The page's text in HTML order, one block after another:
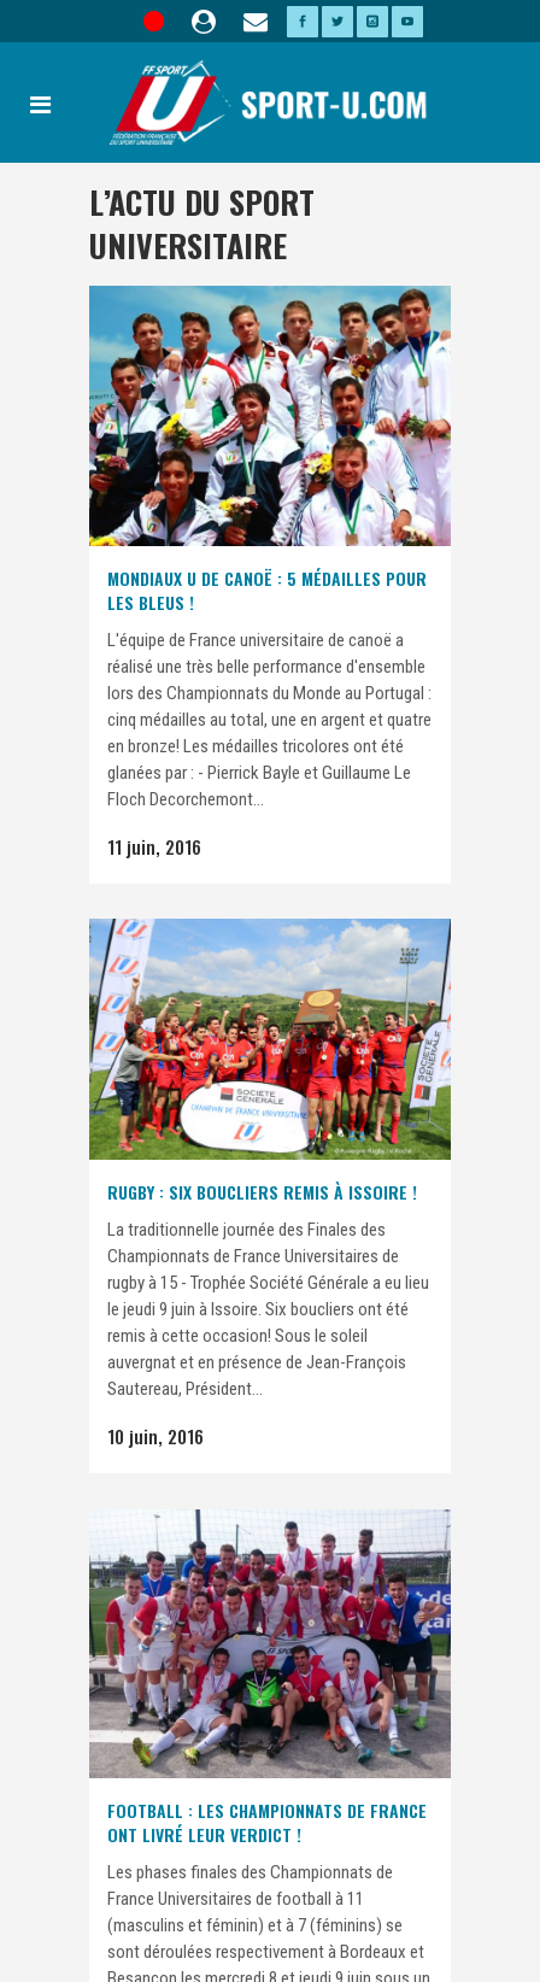
L’ACTU DU SPORT
UNIVERSITAIRE
MONDIAUX U DE CANOË : 5 MÉDAILLES POUR
LES BLEUS !
L'équipe de France universitaire de canoë a
réalisé une très belle performance d'ensemble
lors des Championnats du Monde au Portugal :
cinq médailles au total, une en argent et quatre
en bronze! Les médailles tricolores ont été
glanées par : - Pierrick Bayle et Guillaume Le
Floch Decorchemont...
11 juin, 2016
RUGBY : SIX BOUCLIERS REMIS À ISSOIRE !
La traditionnelle journée des Finales des
Championnats de France Universitaires de
rugby à 15 - Trophée Société Générale a eu lieu
le jeudi 9 juin à Issoire. Six boucliers ont été
remis à cette occasion! Sous le soleil
auvergnat et en présence de Jean-François
Sautereau, Président...
10 juin, 2016
FOOTBALL : LES CHAMPIONNATS DE FRANCE
ONT LIVRÉ LEUR VERDICT !
Les phases finales des Championnats de
France Universitaires de football à 11
(masculins et féminin) et à 7 (féminins) se
sont déroulées respectivement à Bordeaux et